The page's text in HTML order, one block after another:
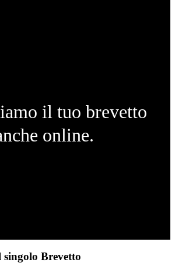
il tuo brevetto
online.
singolo Brevetto